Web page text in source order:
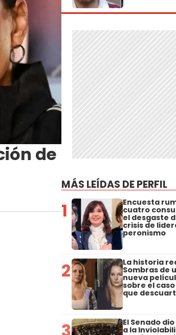
de
MÁS LEÍDAS DE PERFIL
1 Encuesta
cuatro
el desgaste
crisis de
peronismo
2 La historia
Sombras de
nueva
sobre el
que
El Senado
a la